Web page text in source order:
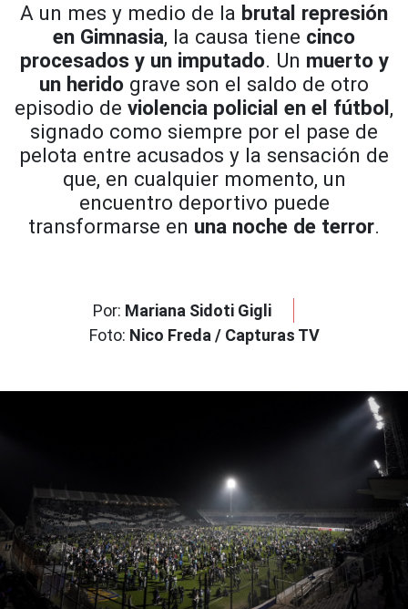
A un mes y medio de la brutal represión
en Gimnasia, la causa tiene cinco
procesados y un imputado. Un muerto y
un herido grave son el saldo de otro
episodio de violencia policial en el fútbol ,
signado como siempre por el pase de
pelota entre acusados y la sensación de
que, en cualquier momento, un
encuentro deportivo puede
transformarse en una noche de terror.
Por: Mariana Sidoti Gigli
Foto: Nico Freda / Capturas TV